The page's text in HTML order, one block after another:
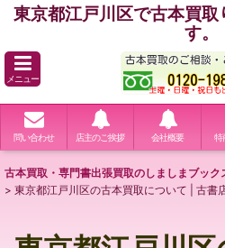
東京都江戸川区で古本買取
す。
メニュー
問い合わせ 店主のご挨拶 会社概要 特
古本買取・専門書出張買取のしましまブック
> 東京都江戸川区の古本買取について | 古書